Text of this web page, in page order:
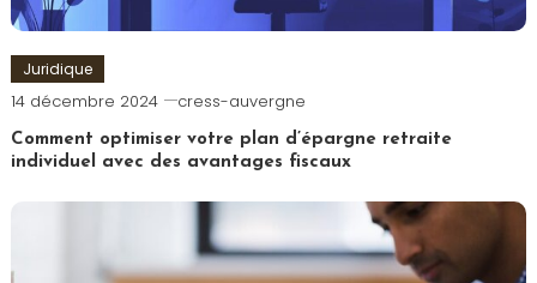
Juridique
14 décembre 2024 cress-auvergne
Comment optimiser votre plan d’épargne retraite
individuel avec des avantages fiscaux